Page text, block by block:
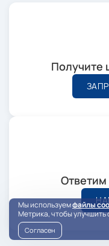
Получите
Мы используемфайлы
Метрика, чтобы улучшить
Согласен